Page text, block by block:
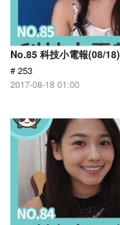
No.85 科技小電報(08/18)
# 253
2017-08-18 01:00